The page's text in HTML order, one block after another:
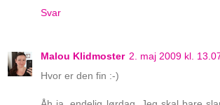
Svar
Malou Klidmoster 2. maj 2009 kl.
Hvor er den fin :-)